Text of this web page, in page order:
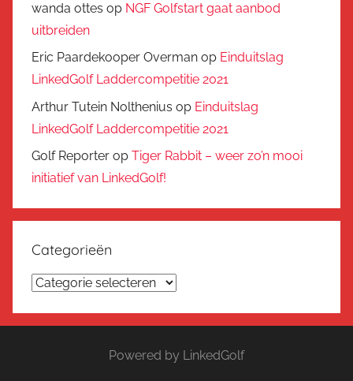
wanda ottes op NGF Golfstart gaat aanbod
uitbreiden
Eric Paardekooper Overman op Einduitslag
LinkedGolf Laddercompetitie 2021
Arthur Tutein Nolthenius op Einduitslag
LinkedGolf Laddercompetitie 2021
Golf Reporter op Tiger Rabbit – weer zo’n mooi
initiatief van LinkedGolf!
Categorieën
Categorieën
Powered by LinkedGolf